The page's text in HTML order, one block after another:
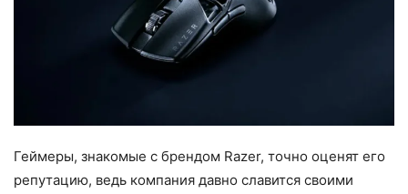
Геймеры, знакомые с брендом Razer, точно оценят его
репутацию, ведь компания давно славится своими